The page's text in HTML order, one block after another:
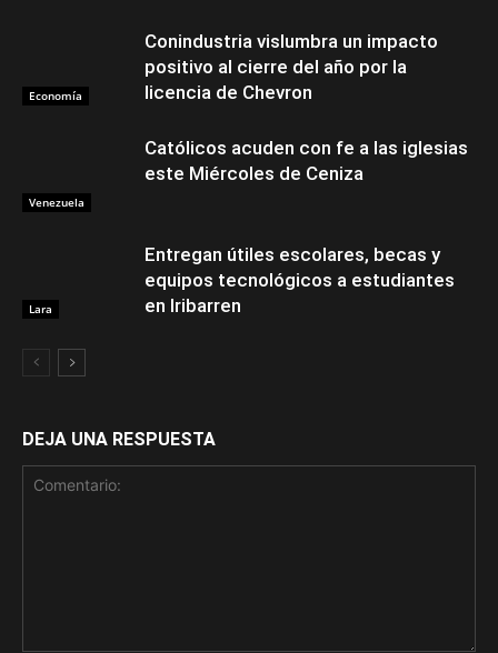
Economía
Conindustria vislumbra un impacto
positivo al cierre del año por la
licencia de Chevron
Venezuela
Católicos acuden con fe a las iglesias
este Miércoles de Ceniza
Lara
Entregan útiles escolares, becas y
equipos tecnológicos a estudiantes
en Iribarren
DEJA UNA RESPUESTA